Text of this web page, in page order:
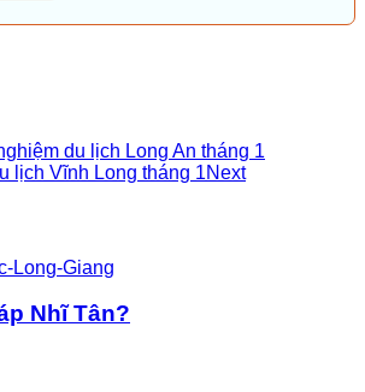
du lịch Long An tháng 1
lịch Vĩnh Long tháng 1Next
Nhĩ Tân?